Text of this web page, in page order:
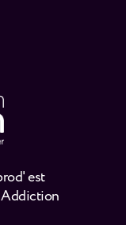
est
Addiction